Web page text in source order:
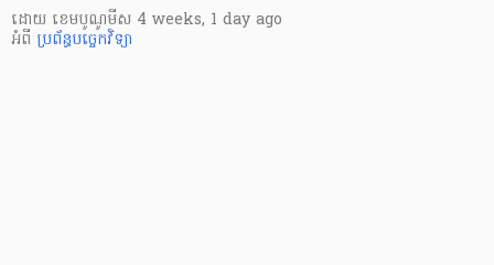
ដោយ ​ ខេមបូណូមីស 4 weeks, 1 day ago
អំពី ប្រព័ន្ធបច្ចេកវិទ្យា